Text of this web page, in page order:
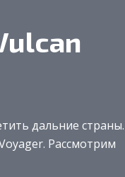
дальние страны.
Рассмотрим